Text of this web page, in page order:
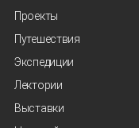
Проекты
Путешествия
Экспедиции
Лектории
Выставки